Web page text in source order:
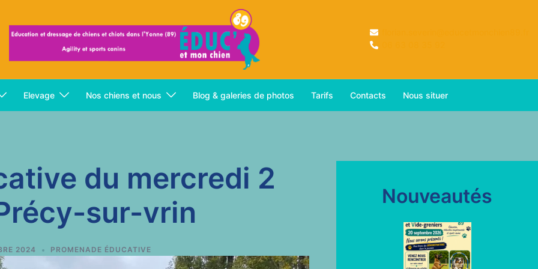
Elevage Nos chiens et nous Blog & galeries de photos Tarifs Contacts Nous situer
du mercredi 2
sur-vrin
2024 PROMENADE ÉDUCATIVE
Nouveautés